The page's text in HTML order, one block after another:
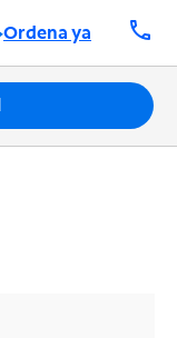
Ordena ya call